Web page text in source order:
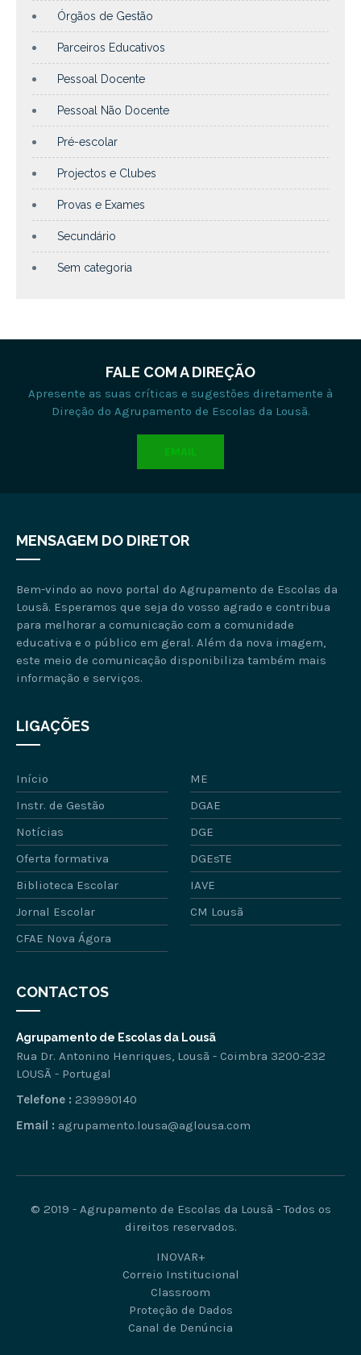
Órgãos de Gestão
Parceiros Educativos
Pessoal Docente
Pessoal Não Docente
Pré-escolar
Projectos e Clubes
Provas e Exames
Secundário
Sem categoria
FALE COM A DIREÇÃO
Apresente as suas críticas e sugestões diretamente à
Direção do Agrupamento de Escolas da Lousã.
EMAIL
MENSAGEM DO DIRETOR
Bem-vindo ao novo portal do Agrupamento de Escolas da
Lousã. Esperamos que seja do vosso agrado e contribua
para melhorar a comunicação com a comunidade
educativa e o público em geral. Além da nova imagem,
este meio de comunicação disponibiliza também mais
informação e serviços.
LIGAÇÕES
Início
ME
Instr. de Gestão
DGAE
Notícias
DGE
Oferta formativa
DGEsTE
Biblioteca Escolar
IAVE
Jornal Escolar
CM Lousã
CFAE Nova Ágora
CONTACTOS
Agrupamento de Escolas da Lousã
Rua Dr. Antonino Henriques, Lousã - Coimbra 3200-232
LOUSÃ - Portugal
Telefone : 239990140
Email : agrupamento.lousa@aglousa.com
© 2019 - Agrupamento de Escolas da Lousã - Todos os
direitos reservados.
INOVAR+
Correio Institucional
Classroom
Proteção de Dados
Canal de Denúncia